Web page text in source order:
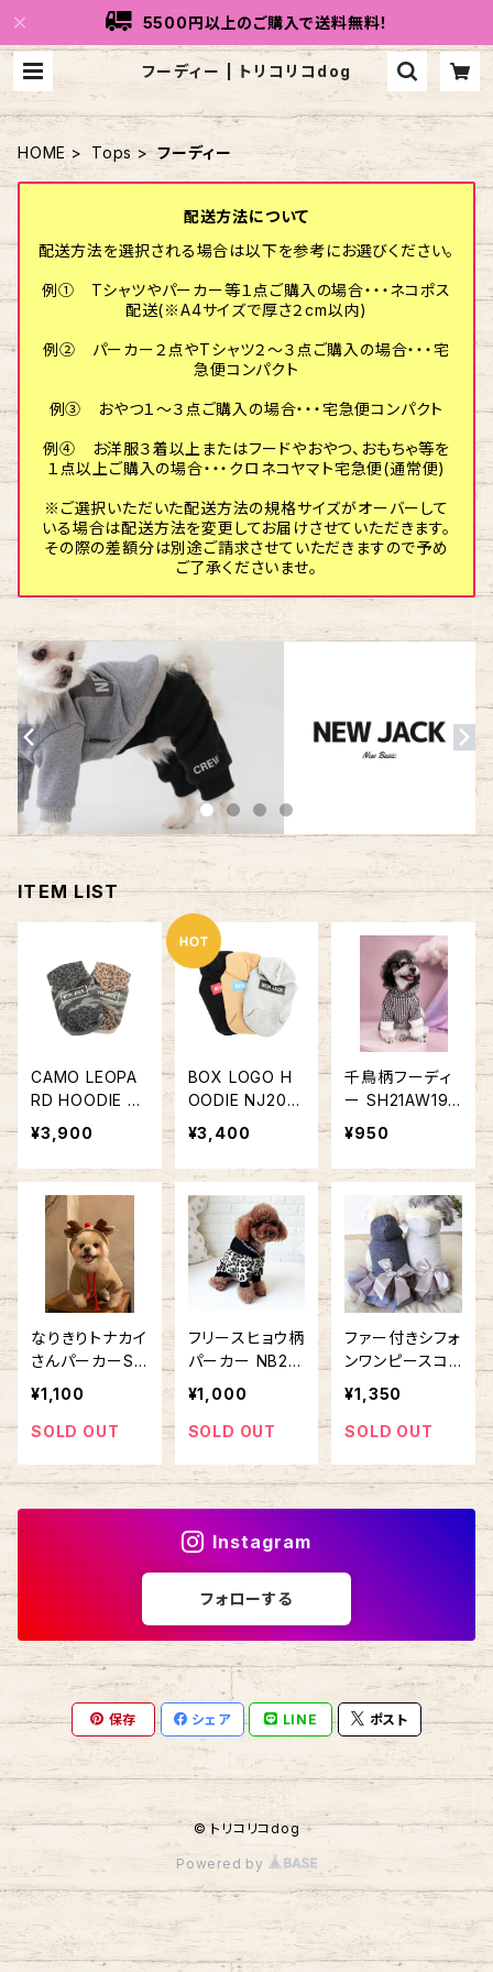
5500円以上のご購入で送料無料！
フーディー | トリコリコdog
HOME Tops フーディー
配送方法について
配送方法を選択される場合は以下を参考にお選びください。
例① Tシャツやパーカー等１点ご購入の場合・・・ネコポス
配送(※A4サイズで厚さ２cm以内)
例② パーカー２点やTシャツ２～３点ご購入の場合・・・宅
急便コンパクト
例③ おやつ１～３点ご購入の場合・・・宅急便コンパクト
例④ お洋服３着以上またはフードやおやつ、おもちゃ等を
１点以上ご購入の場合・・・クロネコヤマト宅急便(通常便)
※ご選択いただいた配送方法の規格サイズがオーバーして
いる場合は配送方法を変更してお届けさせていただきます。
その際の差額分は別途ご請求させていただきますので予め
ご了承くださいませ。
ITEM LIST
CAMO LEOPA
RD HOODIE N
J20AW0302
¥3,900
BOX LOGO H
OODIE NJ20A
W0301
¥3,400
千鳥柄フーディ
ー SH21AW193
8064
¥950
なりきりトナカイ
さんパーカーSH
21AW2709013
¥1,100
SOLD OUT
フリースヒョウ柄
パーカー NB20
AW5231
¥1,000
SOLD OUT
ファー付きシフォ
ンワンピースコ
ート NB20AW1
2489218
¥1,350
SOLD OUT
Instagram
フォローする
保存 シェア LINE ポスト
© トリコリコdog
Powered by